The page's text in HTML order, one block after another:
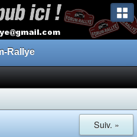
Rallye
Suiv. »